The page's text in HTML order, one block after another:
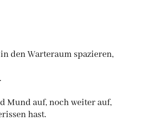
den Warteraum spazieren,
Mund auf, noch weiter auf,
hast.